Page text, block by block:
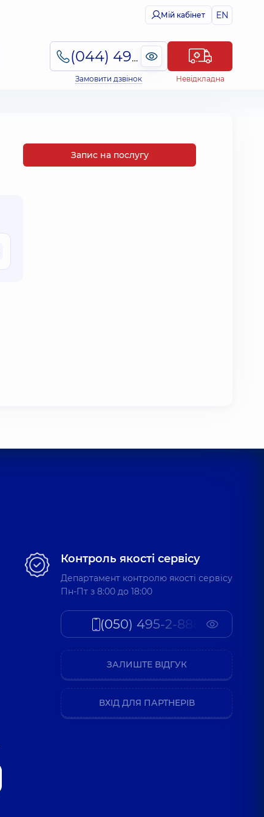
Мій кабінет EN
(044) 495-2-888
Замовити дзвінок Невідкладна
Запис на послугу
Контроль якості сервісу
Департамент контролю якості сервісу
Пн-Пт з 8:00 до 18:00
(050) 495-2-888
ЗАЛИШТЕ ВІДГУК
ВХІД ДЛЯ ПАРТНЕРІВ